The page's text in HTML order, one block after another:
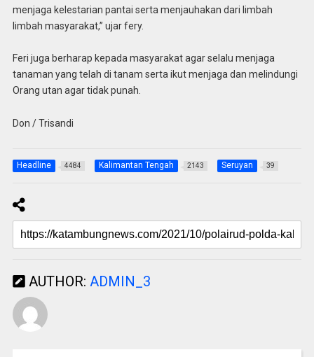
menjaga kelestarian pantai serta menjauhakan dari limbah
limbah masyarakat,” ujar fery.
Feri juga berharap kepada masyarakat agar selalu menjaga
tanaman yang telah di tanam serta ikut menjaga dan melindungi
Orang utan agar tidak punah.
Don / Trisandi
Headline 4484 Kalimantan Tengah 2143 Seruyan 39
AUTHOR: ADMIN_3